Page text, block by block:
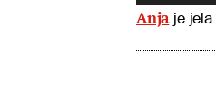
Anjaje jela